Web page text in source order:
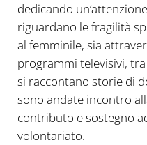
dedicando
riguardano le fragilità
al femminile, sia
programmi televisivi, tra
si raccontano storie di
sono andate incontro
contributo e sostegno
volontariato.